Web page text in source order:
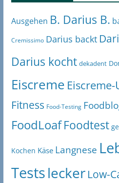
Ausgehen B. Darius B.
Cremissimo Darius backt
Darius kocht dekadent
Eiscreme
Fitness Food-Testing
FoodLoaf Foodtest
Kochen Käse Langnese
Testslecker Low-